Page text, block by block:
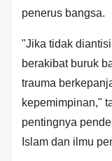
penerus bangsa.
"Jika tidak
berakibat buruk
trauma
kepemimpinan,"
pentingnya
Islam dan ilmu